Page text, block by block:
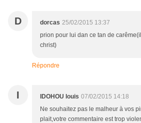
D dorcas 25/02/2015 13:37
prion pour lui dan ce tan de
christ)
Répondre
I IDOHOU louis 07/02/2015 14:18
Ne souhaitez pas le malheur à vos
plait,votre commentaire est trop